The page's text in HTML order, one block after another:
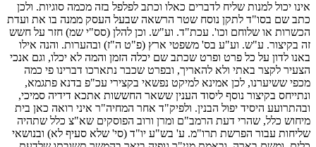
אינו יכול למנות שליח לדברים כאלו וכתב לפלפל בזה מכמה סוגיות. ולכן
כתב שם בסו"ד לתקן נוסח שטר הרשאה שבעל העסק ממנה בו את ועדת
הכשרות או שלוחם וכו'. עכת"ד. וע"ש. וכן להלן (סס"י שמ) חזר על חשש
זה בקיצור. ע"ש. וע"ע בס' משפטי ארץ (פ"ט ה"ז) ובהערות. והנה אילו
באנו לדון על כל פרט ופרט שכתב שם יכלה הזמן והמה לא יכלו, וגם אנכי
הצעיר לקצר באתי ולא להאריך, ובפרט שכבר נתארכו דברינו פי כמה
מכפי ששיערנו, לכן אמינא למיקט נפשאי בקצירי עכ"פ בדנא פתגמא,
ונתייחס בקיצור נוסף ליסוד הענין ששאר החששות אתכא דידיה סמיכי,
ובהתרועע היסיד יפול הבנין. ולפיק"ד אחר המחיה"ר איני רואה כאן בית
מיחוש כלל, שהרי דעת הרמב"ם ומרן ורוב הפוסקים שא"צ כלל שתהיה
שליחות עבור הפרשת תרו"מ. ע' בש"ע יו"ד (סי' שלא סעיף לא) ובנושאי